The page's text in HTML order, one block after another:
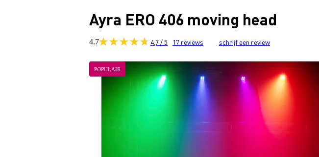
Ayra ERO 406 moving head
4.7 4,7 / 5 17reviews schrijf een review
POPULAIR